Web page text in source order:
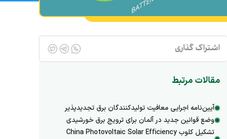
اشتراک گذاری
مقالات مرتبط
آیین‌نامه اجرایی معافیت تولیدکنندگان برق تجدیدپذیر
وضع قوانین جدید در آلمان برای ترویج برق خورشیدی
تشکیل کلوب China Photovoltaic Solar Efficiency